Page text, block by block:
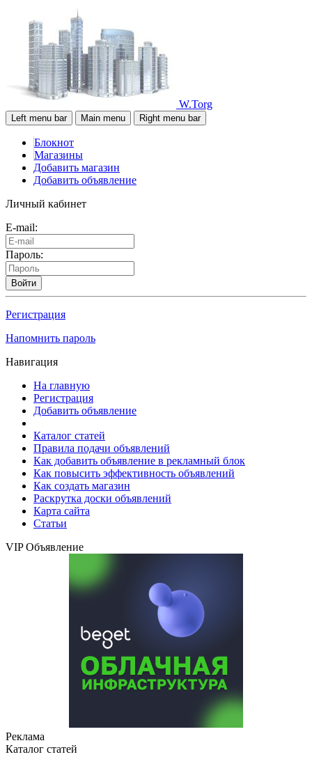
W.Torg
Left menu bar Main menu Right menu bar
Блокнот
Магазины
Добавить магазин
Добавить объявление
Личный кабинет
E-mail:
Пароль:
Войти
Регистрация
Напомнить пароль
Навигация
На главную
Регистрация
Добавить объявление
Каталог статей
Правила подачи объявлений
Как добавить объявление в рекламный блок
Как повысить эффективность объявлений
Как создать магазин
Раскрутка доски объявлений
Карта сайта
Статьи
VIP Объявление
Реклама
Каталог статей